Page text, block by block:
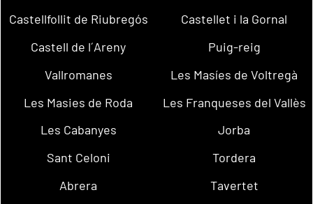
Castellfollit de Riubregós
Castellet i la Gornal
Castell de l´Areny
Puig-reig
Vallromanes
Les Masíes de Voltregà
Les Masies de Roda
Les Franqueses del Vallès
Les Cabanyes
Jorba
Sant Celoni
Tordera
Abrera
Tavertet